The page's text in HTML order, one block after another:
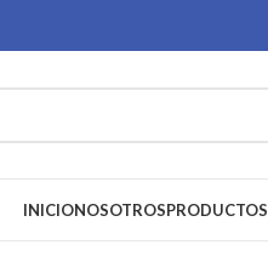
INICIONOSOTROSPRODUCTOS